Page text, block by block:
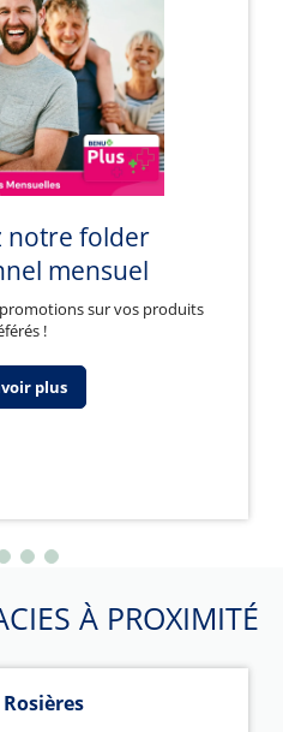
notre folder
mensuel
sur vos produits
!
plus
À PROXIMITÉ
Rosières